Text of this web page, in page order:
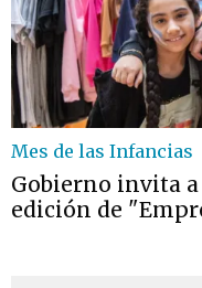
Mes de las Infancias
Gobierno invita
edición de